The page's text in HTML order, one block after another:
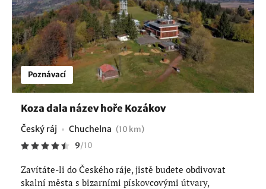
Poznávací
Koza dala název hoře Kozákov
Český ráj Chuchelna (10 km)
9/10
Zavítáte-li do Českého ráje, jistě budete obdivovat
skalní města s bizarními pískovcovými útvary,